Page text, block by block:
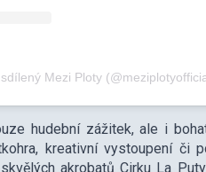
Mezi Ploty
hudební zážitek, ale i
kreativní vystoupení či
akrobatů Cirku La